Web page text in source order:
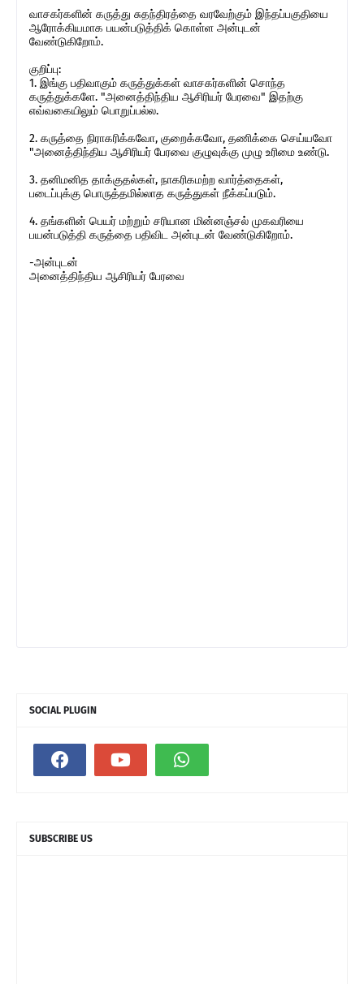
வாசகர்களின் கருத்து சுதந்திரத்தை வரவேற்கும் இந்தப்பகுதியை
ஆரோக்கியமாக பயன்படுத்திக் கொள்ள அன்புடன்
வேண்டுகிறோம்.
குறிப்பு:
1. இங்கு பதிவாகும் கருத்துக்கள் வாசகர்களின் சொந்த
கருத்துக்களே. "அனைத்திந்திய ஆசிரியர் பேரவை" இதற்கு
எவ்வகையிலும் பொறுப்பல்ல.
2. கருத்தை நிராகரிக்கவோ, குறைக்கவோ, தணிக்கை செய்யவோ
"அனைத்திந்திய ஆசிரியர் பேரவை குழுவுக்கு முழு உரிமை உண்டு.
3. தனிமனித தாக்குதல்கள், நாகரிகமற்ற வார்த்தைகள்,
படைப்புக்கு பொருத்தமில்லாத கருத்துகள் நீக்கப்படும்.
4. தங்களின் பெயர் மற்றும் சரியான மின்னஞ்சல் முகவரியை
பயன்படுத்தி கருத்தை பதிவிட அன்புடன் வேண்டுகிறோம்.
-அன்புடன்
அனைத்திந்திய ஆசிரியர் பேரவை
SOCIAL PLUGIN
SUBSCRIBE US